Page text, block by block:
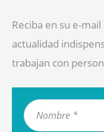
Reciba en su e-
actualidad
trabajan con